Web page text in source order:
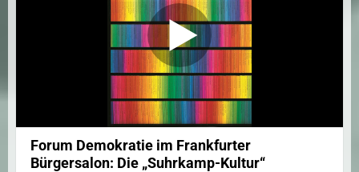
Forum Demokratie im Frankfurter
Bürgersalon: Die „Suhrkamp-Kultur“